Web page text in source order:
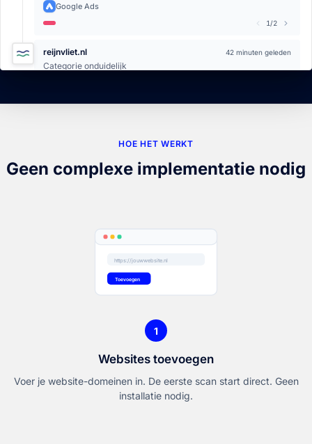
Google Ads
1/2
reijnvliet.nl 42 minuten geleden
Categorie onduidelijk
HOE HET WERKT
Geen complexe implementatie nodig
https://jouwwebsite.nl
Toevoegen
1
Websites toevoegen
Voer je website-domeinen in. De eerste scan start direct. Geen
installatie nodig.